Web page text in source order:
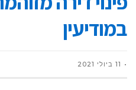
במודיעין
11 ביולי 2021